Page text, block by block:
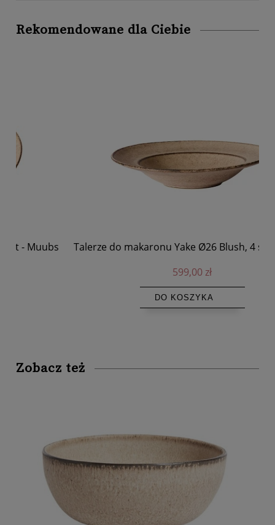
Rekomendowane dla Ciebie
Talerze do makaronu Yake Ø26 Blush, 4 szt - Muubs
DO KOSZYKA
Zobacz też